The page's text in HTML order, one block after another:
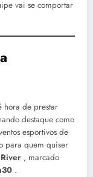
vai se comportar
hora de prestar
destaque como
esportivos de
para quem quiser
, marcado
.